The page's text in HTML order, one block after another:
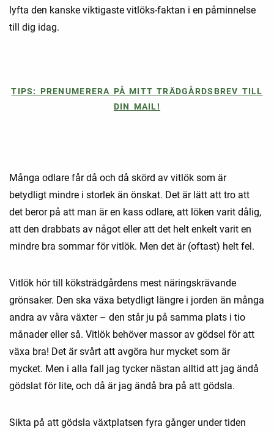
lyfta den kanske viktigaste vitlöks-faktan i en påminnelse
till dig idag.
TIPS: PRENUMERERA PÅ MITT TRÄDGÅRDSBREV TILL
DIN MAIL!
Många odlare får då och då skörd av vitlök som är
betydligt mindre i storlek än önskat. Det är lätt att tro att
det beror på att man är en kass odlare, att löken varit dålig,
att den drabbats av något eller att det helt enkelt varit en
mindre bra sommar för vitlök. Men det är (oftast) helt fel.
Vitlök hör till köksträdgårdens mest näringskrävande
grönsaker. Den ska växa betydligt längre i jorden än många
andra av våra växter – den står ju på samma plats i tio
månader eller så. Vitlök behöver massor av gödsel för att
växa bra! Det är svårt att avgöra hur mycket som är
mycket. Men i alla fall jag tycker nästan alltid att jag ändå
gödslat för lite, och då är jag ändå bra på att gödsla.
Sikta på att gödsla växtplatsen fyra gånger under tiden